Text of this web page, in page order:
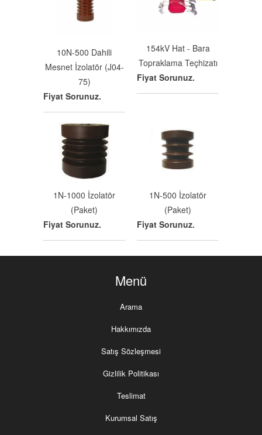
10N-500 Dahili
Mesnet İzolatör (J04-
75)
Fiyat Sorunuz.
154kV Hat - Bara
Topraklama Teçhizatı
Fiyat Sorunuz.
1N-1000 İzolatör
(Paket)
Fiyat Sorunuz.
1N-500 İzolatör
(Paket)
Fiyat Sorunuz.
Menü
Arama
Hakkımızda
Satış Sözleşmesi
Gizlilik Politikası
Teslimat
Kurumsal Satış